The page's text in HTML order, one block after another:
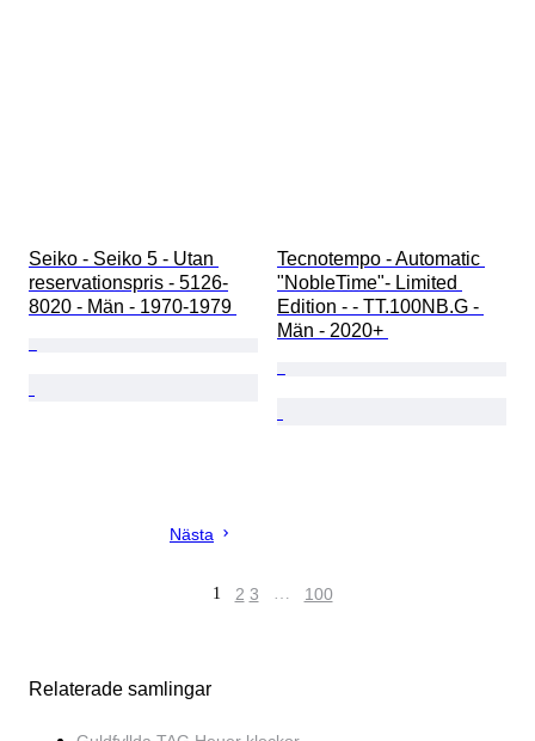
Seiko - Seiko 5 - Utan
reservationspris - 5126-
8020 - Män - 1970-1979
Tecnotempo - Automatic
"NobleTime"- Limited
Edition - - TT.100NB.G -
Män - 2020+
Nästa
1 2 3 … 100
Relaterade samlingar